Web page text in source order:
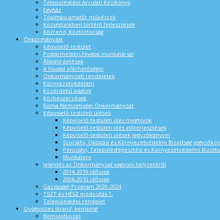
Településképi Arculati Kézikönyv
Egyház
Tóalmási amatőr művészek
Községünkben történt fejlesztések
Közrend, Közbiztonság
Önkormányzat
Képviselő-testület
Polgármesteri Hivatal munkatársai
Álláshirdetések
A hivatal elérhetőségei
Önkormányzati rendeletek
Környezetvédelem
Közérdekű adatok
Közbeszerzések
Roma Nemzetiségi Önkormányzat
Képviselő-testületi ülések
Képviselő-testületi ülés meghívók
Képviselő-testületi ülés előterjesztések
Képviselő-testületi ülések jegyzőkönyvei
Szociális, Oktatási és Környezetvédelmi Bizottság
Pénzügyi, Településfejlesztési és Környezetvédelmi
Munkaterv
Jelentés az Önkormányzat vagyoni helyzetéről
2014-2019 időszak
2006-2010 időszak
Gazdasági Program 2020-2024
TSZT és HÉSZ módosítás 1.
Településképi rendelet
Gyógyvizes strand, kemping
Bemutatkozás